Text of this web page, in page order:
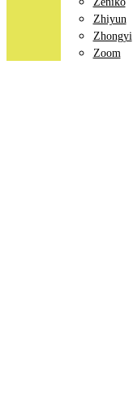
Zhiyun
Zhongyi
Zoom